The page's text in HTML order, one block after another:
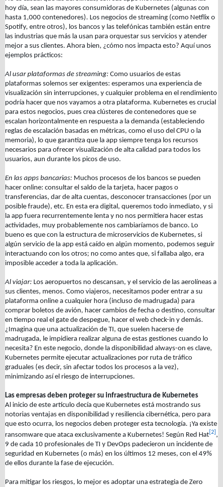
hoy día, sean las mayores consumidoras de Kubernetes (algunas con
hasta 1,000 contenedores). Los negocios de streaming (como Netflix o
Spotify, entre otros), los bancos y las telefónicas también están entre
las industrias que más la usan para orquestar sus servicios y atender
mejor a sus clientes. Ahora bien, ¿cómo nos impacta esto? Aquí unos
ejemplos prácticos:
Al usar plataformas de streaming: Como usuarios de estas
plataformas solemos ser exigentes: esperamos una experiencia de
visualización sin interrupciones, y cualquier problema en el rendimiento
podría hacer que nos vayamos a otra plataforma. Kubernetes es crucial
para estos negocios, pues crea clústeres de contenedores que se
escalan horizontalmente en respuesta a la demanda (estableciendo
reglas de escalación basadas en métricas, como el uso del CPU o la
memoria), lo que garantiza que la app siempre tenga los recursos
necesarios para ofrecer visualización de alta calidad para todos los
usuarios, aun durante los picos de uso.
En las apps bancarias: Muchos procesos de los bancos se pueden
hacer online: consultar el saldo de la tarjeta, hacer pagos o
transferencias, dar de alta cuentas, desconocer transacciones (por un
posible fraude), etc. En esta era digital, queremos todo inmediato, y si
la app fuera recurrentemente lenta y no nos permitiera hacer estas
actividades, muy probablemente nos cambiaríamos de banco. Lo
bueno es que con la estructura de microservicios de Kubernetes, si
algún servicio de la app está caído en algún momento, podemos seguir
interactuando con los otros; no como antes que, si fallaba algo, era
imposible acceder a toda la aplicación.
Al viajar: Los aeropuertos no descansan, y el servicio de las aerolíneas a
sus clientes, menos. Como viajeros, necesitamos poder entrar a su
plataforma online a cualquier hora (incluso de madrugada) para
comprar boletos de avión, hacer cambios de fecha o destino, consultar
en tiempo real el gate de despegue, hacer el web check-in y demás.
¿Imagina que una actualización de TI, que suelen hacerse de
madrugada, le impidiera realizar alguna de estas gestiones cuando lo
necesita? En este negocio, donde la disponibilidad always-on es clave,
Kubernetes permite ejecutar actualizaciones por ruta de tráfico
graduales (es decir, sin afectar todos los procesos a la vez),
minimizando así el riesgo de interrupciones.
Las empresas deben proteger su infraestructura de Kubernetes
Al inicio de este artículo decía que Kubernetes está mostrando sus
notorias ventajas en disponibilidad y resiliencia cibernética, pero para
que esto ocurra, los negocios deben proteger esta tecnología. ¡Ya existe
ransomware que ataca exclusivamente a Kubernetes! Según Red Hat [2] ,
9 de cada 10 profesionales de TI y DevOps padecieron un incidente de
seguridad en Kubernetes (o más) en los últimos 12 meses, con el 49%
de ellos durante la fase de ejecución.
Para mitigar los riesgos, lo mejor es adoptar una estrategia de Zero